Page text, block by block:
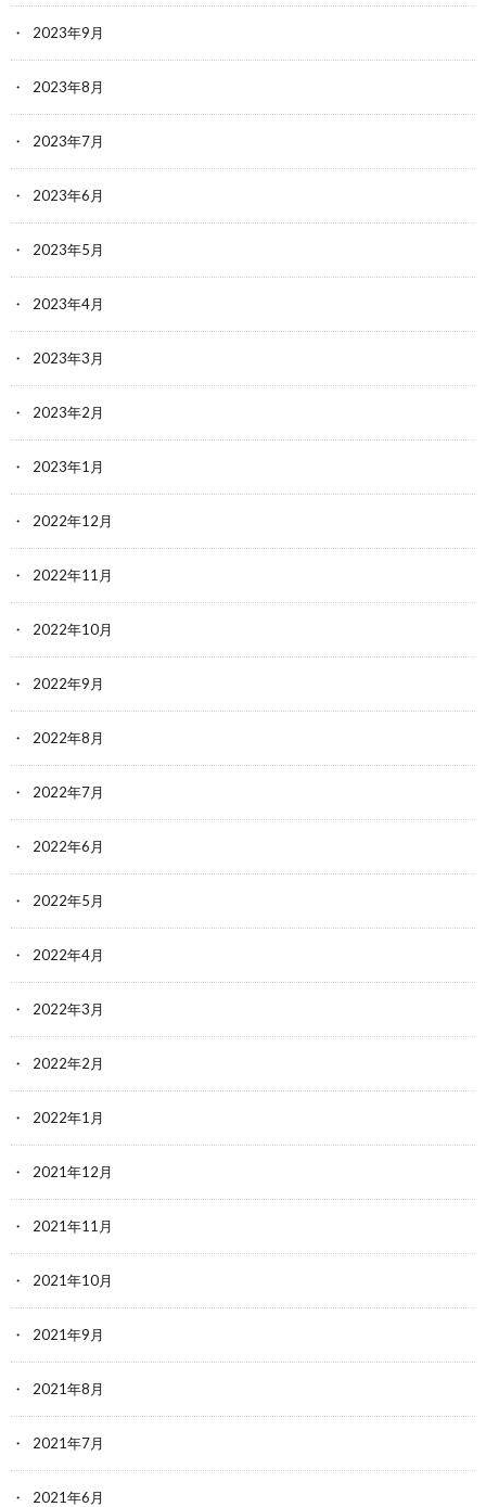
2023年9月
2023年8月
2023年7月
2023年6月
2023年5月
2023年4月
2023年3月
2023年2月
2023年1月
2022年12月
2022年11月
2022年10月
2022年9月
2022年8月
2022年7月
2022年6月
2022年5月
2022年4月
2022年3月
2022年2月
2022年1月
2021年12月
2021年11月
2021年10月
2021年9月
2021年8月
2021年7月
2021年6月